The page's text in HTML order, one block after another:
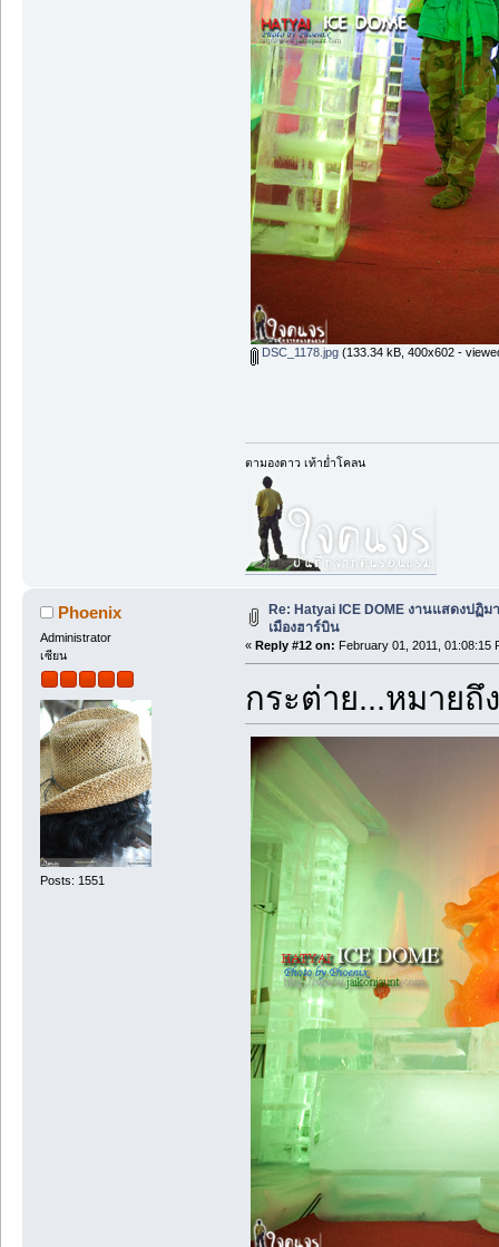
DSC_1178.jpg(133.34 kB, 400x602 -
ตามองดาว เท้าย่ำโคลน
Phoenix
Administrator
เซียน
Posts: 1551
Re: Hatyai ICE DOME งานแสดงปฏิ
เมืองฮาร์บิน
« Reply #12 on: February 01, 2011, 01:08:15
กระต่าย...หมายถึ